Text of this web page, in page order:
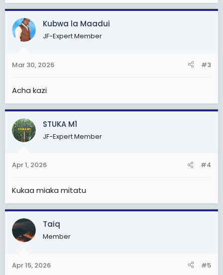
Kubwa la Maadui
JF-Expert Member
Mar 30, 2026 #3
Acha kazi
STUKA M1
JF-Expert Member
Apr 1, 2026 #4
Kukaa miaka mitatu
Taiq
Member
Apr 15, 2026 #5